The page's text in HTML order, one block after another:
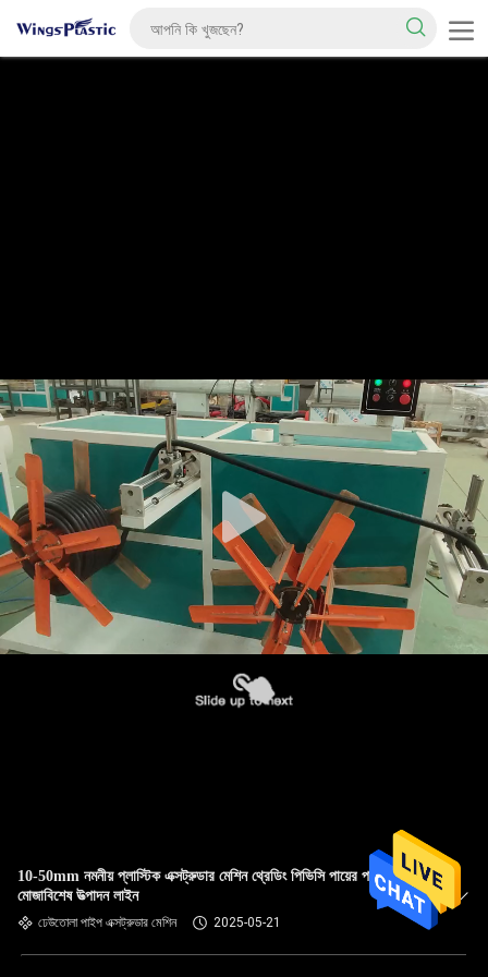
10-50mm নমনীয় প্লাস্টিক এক্সট্রুডার মেশিন থ্রেডিং পিভিসি পায়ের পাতার
মোজাবিশেষ উত্পাদন লাইন
ঢেউতোলা পাইপ এক্সট্রুডার মেশিন 2025-05-21